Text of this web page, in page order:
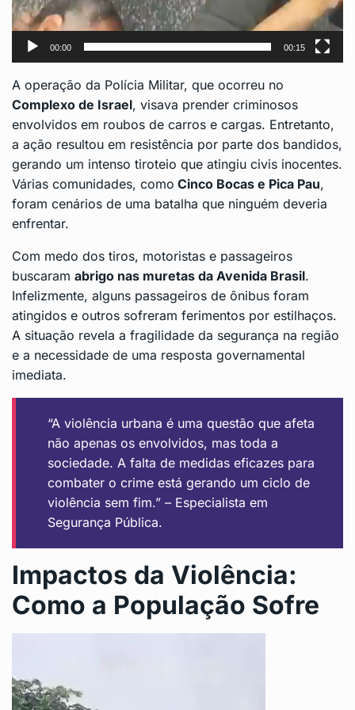
00:00 00:15
A operação da Polícia Militar, que ocorreu no
Complexo de Israel, visava prender criminosos
envolvidos em roubos de carros e cargas. Entretanto,
a ação resultou em resistência por parte dos bandidos,
gerando um intenso tiroteio que atingiu civis inocentes.
Várias comunidades, como Cinco Bocas e Pica Pau,
foram cenários de uma batalha que ninguém deveria
enfrentar.
Com medo dos tiros, motoristas e passageiros
buscaram abrigo nas muretas da Avenida Brasil.
Infelizmente, alguns passageiros de ônibus foram
atingidos e outros sofreram ferimentos por estilhaços.
A situação revela a fragilidade da segurança na região
e a necessidade de uma resposta governamental
imediata.
“A violência urbana é uma questão que afeta
não apenas os envolvidos, mas toda a
sociedade. A falta de medidas eficazes para
combater o crime está gerando um ciclo de
violência sem fim.” – Especialista em
Segurança Pública.
Impactos da Violência:
Como a População Sofre
c
a